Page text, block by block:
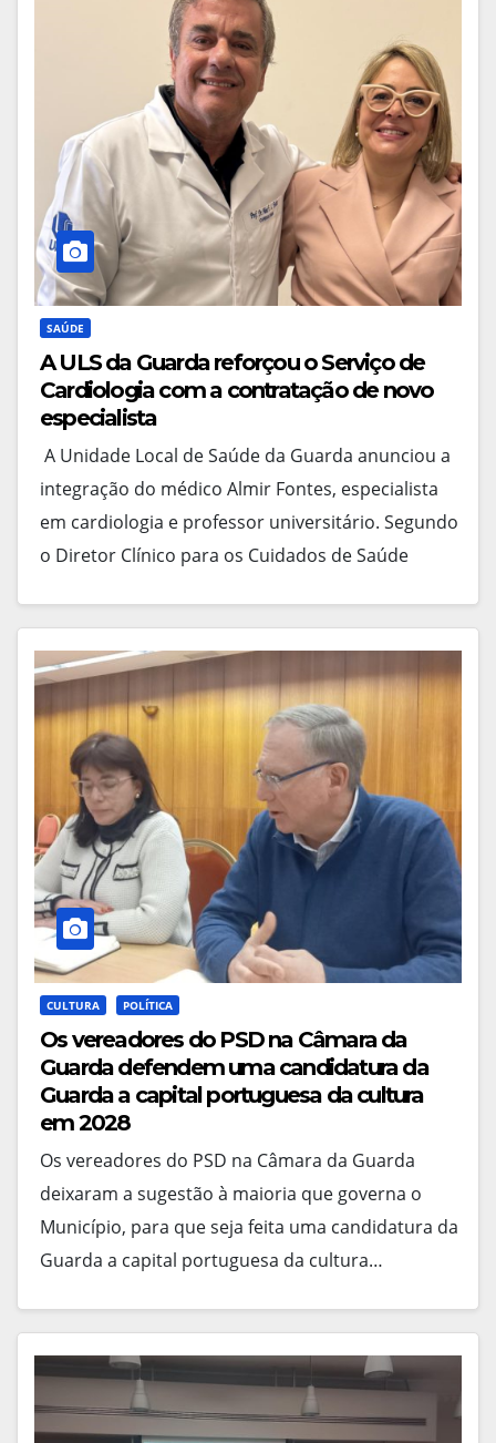
SAÚDE
A ULS da Guarda reforçou o Serviço de
Cardiologia com a contratação de novo
especialista
A Unidade Local de Saúde da Guarda anunciou a
integração do médico Almir Fontes, especialista
em cardiologia e professor universitário. Segundo
o Diretor Clínico para os Cuidados de Saúde
CULTURA POLÍTICA
Os vereadores do PSD na Câmara da
Guarda defendem uma candidatura da
Guarda a capital portuguesa da cultura
em 2028
Os vereadores do PSD na Câmara da Guarda
deixaram a sugestão à maioria que governa o
Município, para que seja feita uma candidatura da
Guarda a capital portuguesa da cultura…